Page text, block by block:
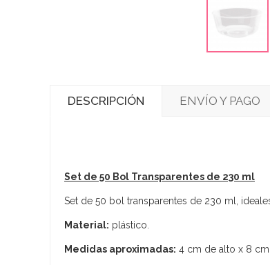
DESCRIPCIÓN ENVÍO Y PAGO
Set de 50 Bol Transparentes de 230 ml
Set de 50 bol transparentes de 230 ml,
Material: plástico.
Medidas aproximadas: 4 cm de alto x 8 cm